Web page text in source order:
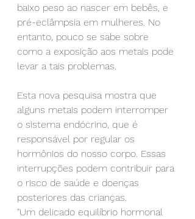
baixo peso ao nascer em bebês, e
pré-eclâmpsia em mulheres. No
entanto, pouco se sabe sobre
como a exposição aos metais pode
levar a tais problemas.
Esta nova pesquisa mostra que
alguns metais podem interromper
o sistema endócrino, que é
responsável por regular os
hormônios do nosso corpo. Essas
interrupções podem contribuir para
o risco de saúde e doenças
posteriores das crianças.
"Um delicado equilíbrio hormonal